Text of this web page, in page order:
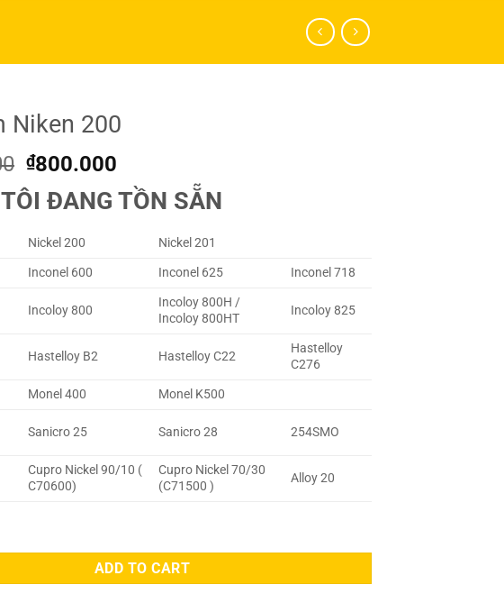
Niken 200
Original
price
was:
₫800.000
price
is:
ĐANG TỒN SẴN
Nickel 200
Nickel 201
Inconel 600 Inconel 625 Inconel 718
Incoloy 800
Incoloy 800H /
Incoloy 800HT
Incoloy 825
Hastelloy B2 Hastelloy C22
Hastelloy
C276
Monel 400
Monel K500
Sanicro 25 Sanicro 28 254SMO
Cupro Nickel 90/10 (
C70600)
Cupro Nickel 70/30
(C71500 )
Alloy 20
quantity
ADD TO CART